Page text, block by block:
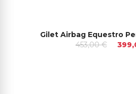
Gilet Airbag Equestro
453,00 €